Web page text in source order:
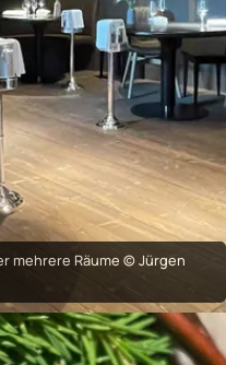
mehrere Räume © Jürgen